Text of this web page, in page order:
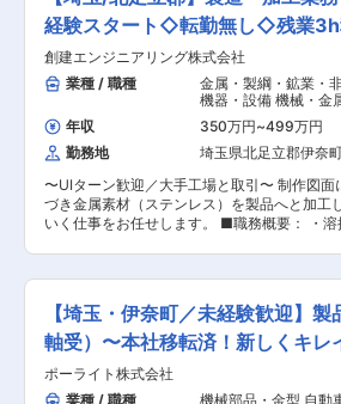
れる環境です。 ■教育体制 未経験者も安心の
OJTや研修制度を用意。段階的に業務の幅を
ながら成長できるサポート体制が充実していま
す。 ■就業環境 年間休日125日、残業は月10時間
程度、平均勤続年数は20.6年、時差出勤制度
り、ワークライフバランスを大切にしながら
就業が叶う環境です。 ■想定されるキャリアパス
機械設計スペシャリストや製品企画・開発担
ど多様なキャリアパスを描けます。 ■同社の魅力
研究支援機器の総合メーカーとして、官公庁
学・民間研究機関など幅広い顧客に製品を提
食品・医療・化学など多様な分野の研究を支え
縮装置や冷却水循環装置など主力製品で高い
アを誇るニッチトップ企業です。国内の研究
更の範囲：会社の定める業務
いる当社にて、あなたの経験と挑戦を、ぜひ
してください。 ■本求人のポイント： ◎恒電社だ
からこそ身につく総合力 お客様と直接やり取
行うため、＜技術力（施工スキル）＞＜設計
（図面・工法設計）＞＜提案力（課題解決・
対応）＞をバランスよく習得できます。 ◎感
直接届く元請け案件 お客様と近い距離で仕事
めるため、「ありがとう」を直接受け取れる
が豊富です。また、中間コストを削減するこ
お客様への価格メリットや社員への還元と業
価値向上にも寄与しています。 ※リピート
*92.8%：一度目のご発注から一年以内に別工
ご発注があったお客様の割合 ◎「創る」から
備側」で会社が分業されていることが一般的
中、電気を「創る」＋「使う」までを一気通
対応できる数少ない企業になります。 ◎業界
プクラスのデジタル化推進力 業界でも先進的
ジタル化を進めており、デジタル活用を“特別
経験スタート◇転勤無し◇残業3h
み
創建エンジニアリング株式会社
業種 / 職種
金属・製綱・鉱業・
機器・設備 機械・金
年収
350万円~499万円
勤務地
埼玉県北足立郡伊奈
〜UIターン歓迎／大手工場と取引〜 制作図面に基
づき金属素材（ステンレス）を製品へと加工
いく仕事をお任せします。 ■職務概要： ・溶接
て：材料調達から製品完成まで、ほぼ全てを
で行っているため作業工程は多岐に渡ります。
自社工場での制作作業以外にも客先工場での
作業もあり、自社工場内作業7、出張作業3が
の内訳です。 ※お客様工場内での各種メンテ
ス等々 ■取り扱う製品： ・主な製品は産業用の
タンク、架台（工場内で使用する歩廊）、ホ
【埼玉・伊奈町／未経験歓迎】
軸受）〜本社移転済！新しくキレ
制◎
ポーライト株式会社
業種 / 職種
機械部品・金型 自動